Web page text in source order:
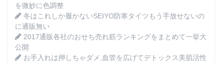
を微妙に色調整
冬はこれしか履かないSEIYO防寒タイツもう手放せないの
に通販無い
2017通販各社のおせち売れ筋ランキングをまとめて一挙大
公開
お手入れは押しちゃダメ,血管を広げてデトックス美肌活性